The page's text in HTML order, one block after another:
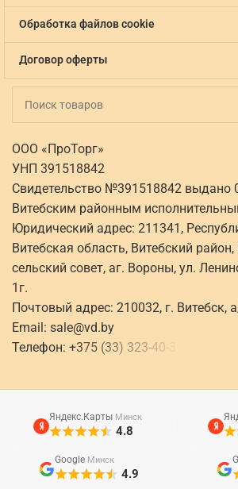
Обработка файлов cookie
Договор оферты
ООО «ПроТорг»
УНП 391518842
Свидетельство №391518842 выдано
Витебским районным
Юридический адрес: 211341,
Витебская область, Витебский
сельский совет, аг. Вороны, ул.
1г.
Почтовый адрес: 210032, г. Витебск,
Email:sale@vd.by
Телефон:+375 (33) 323-40-
Яндекс.Карты Минск
4.8
Google Минск
4.9